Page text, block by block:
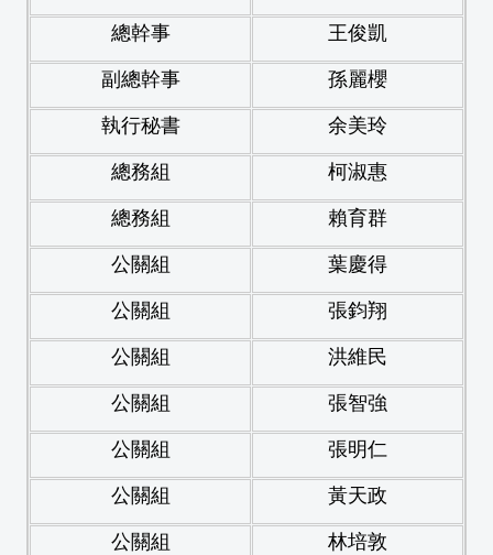
總幹事 王俊凱
副總幹事 孫麗櫻
執行秘書 余美玲
總務組 柯淑惠
總務組 賴育群
公關組 葉慶得
公關組 張鈞翔
公關組 洪維民
公關組 張智強
公關組 張明仁
公關組 黃天政
公關組 林培敦